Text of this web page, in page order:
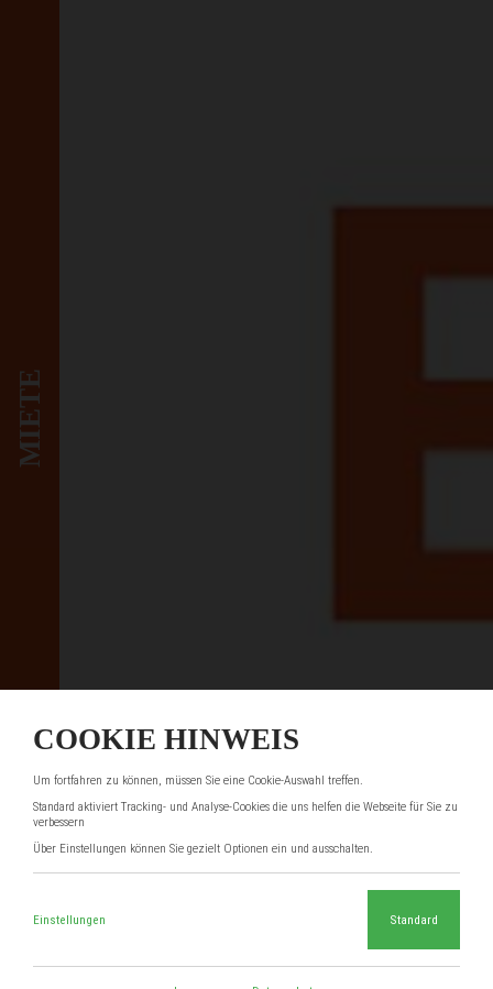
MIETE
COOKIE HINWEIS
Um fortfahren zu können, müssen Sie eine Cookie-Auswahl treffen.
Standard aktiviert Tracking- und Analyse-Cookies die uns helfen die Webseite für Sie zu
verbessern
Über Einstellungen können Sie gezielt Optionen ein und ausschalten.
Einstellungen Standard